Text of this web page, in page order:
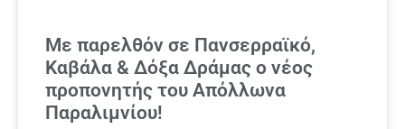
Mε παρελθόν σε Πανσερραϊκό,
Καβάλα & Δόξα Δράμας ο νέος
προπονητής του Απόλλωνα
Παραλιμνίου!